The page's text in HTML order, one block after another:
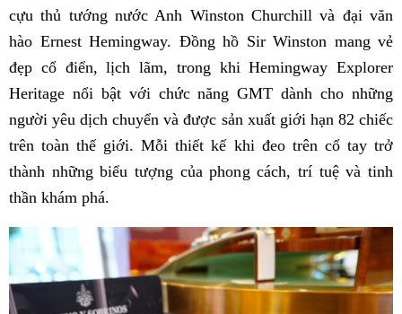
cựu thủ tướng nước Anh Winston Churchill và đại văn
hào Ernest Hemingway. Đồng hồ Sir Winston mang vẻ
đẹp cổ điển, lịch lãm, trong khi Hemingway Explorer
Heritage nổi bật với chức năng GMT dành cho những
người yêu dịch chuyển và được sản xuất giới hạn 82 chiếc
trên toàn thế giới. Mỗi thiết kế khi đeo trên cổ tay trở
thành những biểu tượng của phong cách, trí tuệ và tinh
thần khám phá.